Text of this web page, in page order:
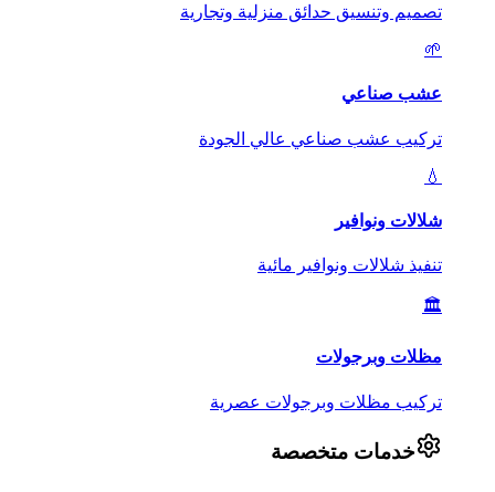
تصميم وتنسيق حدائق منزلية وتجارية
🌱
عشب صناعي
تركيب عشب صناعي عالي الجودة
💧
شلالات ونوافير
تنفيذ شلالات ونوافير مائية
🏛️
مظلات وبرجولات
تركيب مظلات وبرجولات عصرية
خدمات متخصصة